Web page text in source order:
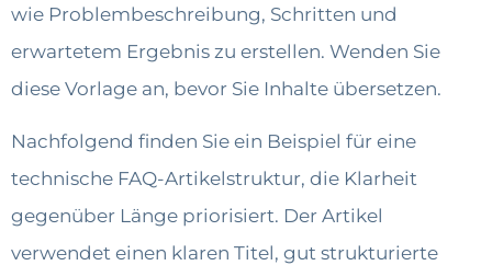
wie Problembeschreibung, Schritten und
erwartetem Ergebnis zu erstellen. Wenden Sie
diese Vorlage an, bevor Sie Inhalte übersetzen.
Nachfolgend finden Sie ein Beispiel für eine
technische FAQ-Artikelstruktur, die Klarheit
gegenüber Länge priorisiert. Der Artikel
verwendet einen klaren Titel, gut strukturierte